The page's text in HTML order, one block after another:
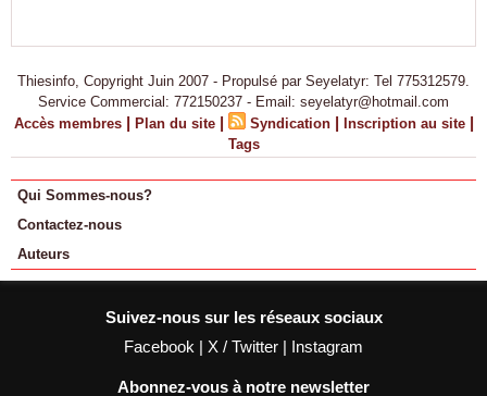
Thiesinfo, Copyright Juin 2007 - Propulsé par Seyelatyr: Tel 775312579.
Service Commercial: 772150237 - Email: seyelatyr@hotmail.com
Accès membres | Plan du site | Syndication | Inscription au site |
Tags
Qui Sommes-nous?
Contactez-nous
Auteurs
Suivez-nous sur les réseaux sociaux
Facebook | X / Twitter | Instagram
Abonnez-vous à notre newsletter